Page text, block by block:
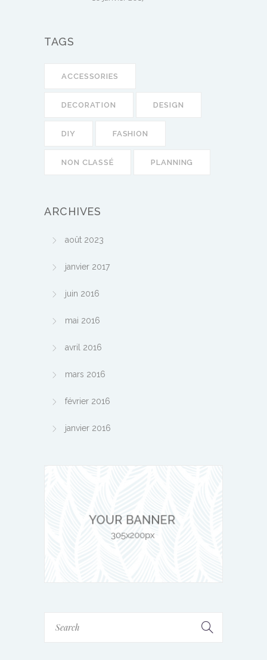
TAGS
ACCESSORIES
DECORATION DESIGN
DIY FASHION
NON CLASSÉ PLANNING
ARCHIVES
août 2023
janvier 2017
juin 2016
mai 2016
avril 2016
mars 2016
février 2016
janvier 2016